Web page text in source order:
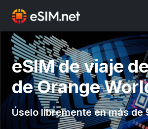
eSIM de viaje
de Orange
Úselo libremente en más de